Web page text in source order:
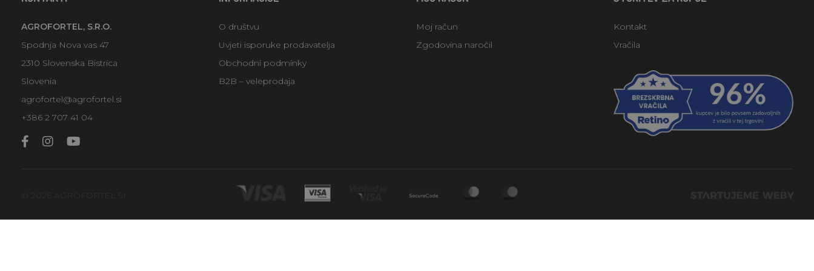
AGROFORTEL, S.R.O.
Spodnja Nova vas 47
2310 Slovenska Bistrica
Slovenia
agrofortel@agrofortel.si
+386 2 707 41 04
O društvu
Uvjeti isporuke prodavatelja
Obchodní podmínky
B2B – veleprodaja
Moj račun
Zgodovina naročil
Kontakt
Vračila